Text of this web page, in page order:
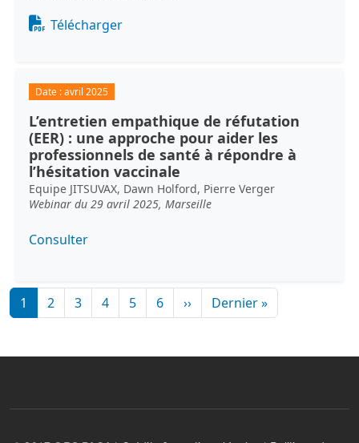
Document
Télécharger
Date :avril 2025
L’entretien empathique de réfutation
(EER) : une approche pour aider les
professionnels de santé à répondre à
l’hésitation vaccinale
Equipe JITSUVAX, Dawn Holford, Pierre Verger
Webinar du 29 avril 2025, Marseille
Consulter
Pagination
1 2 3 4 5 6 ››Page suivante
Dernier »Dernière page